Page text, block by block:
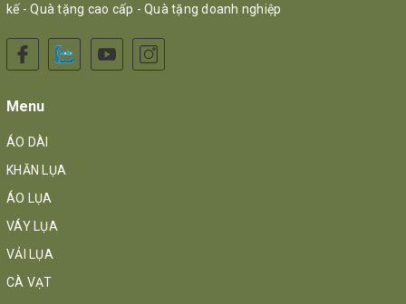
kế - Quà tặng cao cấp - Quà tặng doanh nghiệp
Menu
ÁO DÀI
KHĂN LỤA
ÁO LỤA
VÁY LỤA
VẢI LỤA
CÀ VẠT